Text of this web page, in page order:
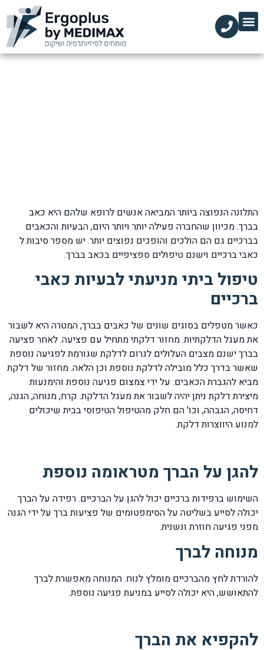
התלונה הנפוצה ביותר המביאה אנשים לרופא שלהם היא כאב
בברך. מכיוון שהחברה פעילה יותר ויותר היום, הבעיות והכאבים
בברכיים גם הם הולכים והופכים נפוצים יותר. יש מספר סיבות ל
כאבי ברכיים וישנם טיפולים ספציפיים בכאב בברך.
טיפול ביתי מניעתי לבעיות כאבי
ברכיים
כאשר מטפלים בסוגים שונים של כאבים בברך, המטרה היא לשבור
את מעגל הדלקתיות. מחזור דלקתי מתחיל עם פציעה. לאחר פציעה
בברך ישנם מצבים העלולים לגרום לדלקת שגורמת לפגיעה נוספת
שאשר בדרך כלל מובילה לדלקת נוספת וכן הלאה. מחזור של דלקת
מביא להגברת הכאבים. על ידי צמצום פגיעה נוספת והימנעות
מיצירת דלקת ניתן יהיה לשבור את מעגל הדלקת. קרח, מנוחה, הגנה,
דחיסה, הגבהה, וכו' הם חלק מהטיפול הטיפוסי בבית שיכולים
למנוע היווצרות דלקת.
להגן על הברך מטראומה נוספת
השימוש ברפידות ברכיים יכול להגן על הברכיים. רפידה על הברך
יכולה לסייע בשליטה על הסימפטומים של פציעות ברך על ידי הגנה
מפני פגיעה חוזרת ונשנית.
מנוחה לברך
להורדת לחץ מהברכיים מומלץ לנוח. המנוחה מאפשרת לברך
להתאושש, היא יכולה לסייע במניעת פגיעה נוספת.
להקפיא את הברך